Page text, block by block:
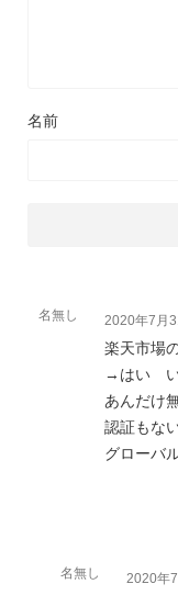
名前
名無し 2020年7月
楽天市場
→はい い
あんだけ
認証もな
グローバ
名無し 2020年